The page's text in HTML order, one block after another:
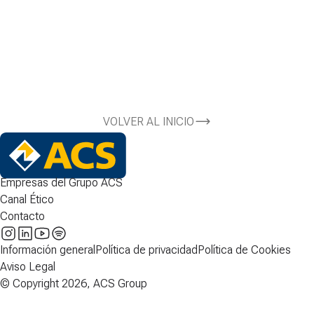
VOLVER AL INICIO
Empresas del Grupo ACS
Canal Ético
Contacto
Información general Política de privacidadPolítica de Cookies
Aviso Legal
© Copyright 2026, ACS Group